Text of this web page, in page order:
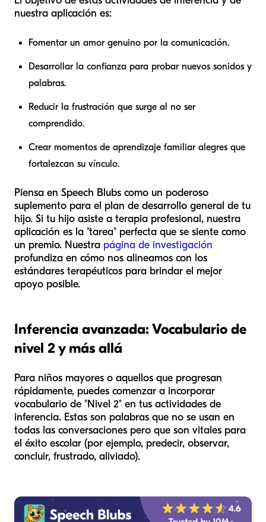
nuestra aplicación es:
Fomentar un amor genuino por la comunicación.
Desarrollar la confianza para probar nuevos sonidos y
palabras.
Reducir la frustración que surge al no ser
comprendido.
Crear momentos de aprendizaje familiar alegres que
fortalezcan su vínculo.
Piensa en Speech Blubs como un poderoso
suplemento para el plan de desarrollo general de tu
hijo. Si tu hijo asiste a terapia profesional, nuestra
aplicación es la "tarea" perfecta que se siente como
un premio. Nuestra página de investigación
profundiza en cómo nos alineamos con los
estándares terapéuticos para brindar el mejor
apoyo posible.
Inferencia avanzada: Vocabulario de
nivel 2 y más allá
Para niños mayores o aquellos que progresan
rápidamente, puedes comenzar a incorporar
vocabulario de "Nivel 2" en tus actividades de
inferencia. Estas son palabras que no se usan en
todas las conversaciones pero que son vitales para
el éxito escolar (por ejemplo, predecir, observar,
concluir, frustrado, aliviado).